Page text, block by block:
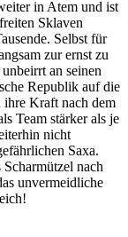
in Atem und ist
Sklaven
Selbst für
zur ernst zu
an seinen
Republik auf die
Kraft nach dem
Team stärker als je
nicht
Saxa.
nach
unvermeidliche